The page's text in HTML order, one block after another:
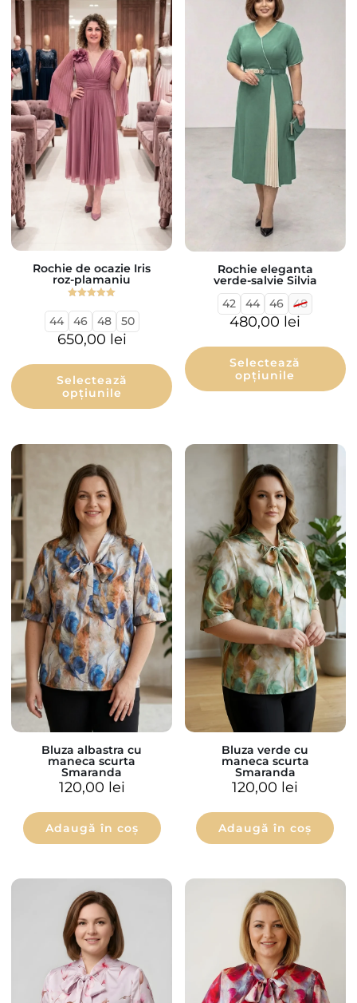
Rochie de ocazie Iris
roz-plamaniu
5.00
din 5
44 46 48 50
650,00 lei
Selectează
opțiunile
Rochie eleganta
verde-salvie Silvia
42
44 46 48
480,00 lei
Selectează
opțiunile
Bluza albastra cu
maneca scurta
Smaranda
120,00 lei
Adaugă în coș
Bluza verde cu
maneca scurta
Smaranda
120,00 lei
Adaugă în coș